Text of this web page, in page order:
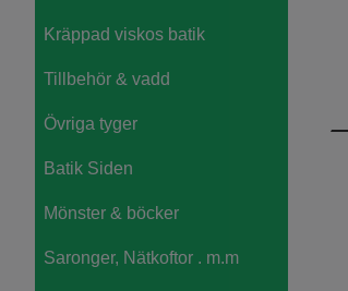
Kräppad viskos batik
Tillbehör & vadd
Övriga tyger
Batik Siden
Mönster & böcker
Saronger, Nätkoftor . m.m